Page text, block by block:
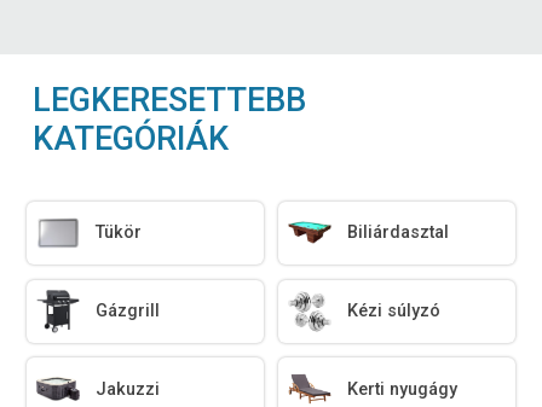
LEGKERESETTEBB
KATEGÓRIÁK
Tükör Biliárdasztal
Gázgrill Kézi súlyzó
Jakuzzi Kerti nyugágy